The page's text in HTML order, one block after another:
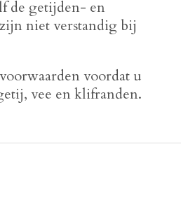
de getijden- en
niet verstandig bij
voordat u
vee en klifranden.